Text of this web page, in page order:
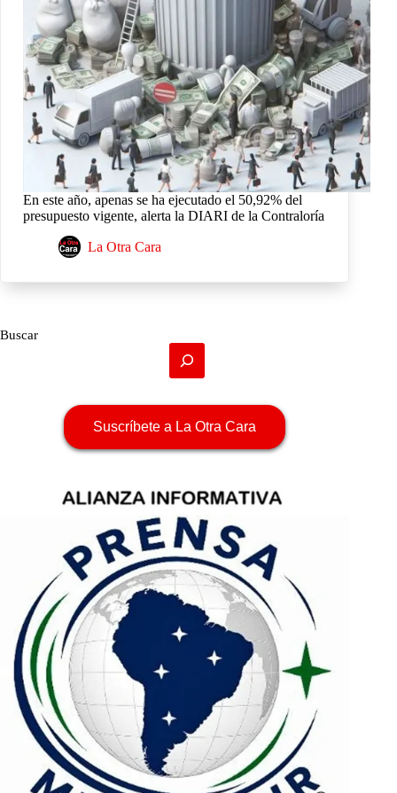
En este año, apenas se ha ejecutado el 50,92% del
presupuesto vigente, alerta la DIARI de la Contraloría
La Otra Cara
Buscar
Suscríbete a La Otra Cara